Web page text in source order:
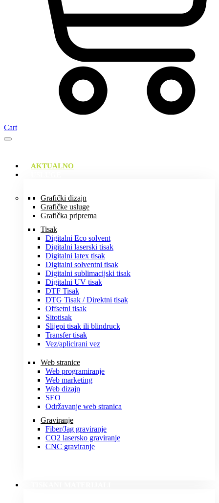
Cart
AKTUALNO
Grafički dizajn
Grafičke usluge
Grafička priprema
Tisak
Digitalni Eco solvent
Digitalni laserski tisak
Digitalni latex tisak
Digitalni solventni tisak
Digitalni sublimacijski tisak
Digitalni UV tisak
DTF Tisak
DTG Tisak / Direktni tisak
Offsetni tisak
Sitotisak
Slijepi tisak ili blindruck
Transfer tisak
Vez/aplicirani vez
Web stranice
Web programiranje
Web marketing
Web dizajn
SEO
Održavanje web stranica
Graviranje
Fiber/Jag graviranje
CO2 lasersko graviranje
CNC graviranje